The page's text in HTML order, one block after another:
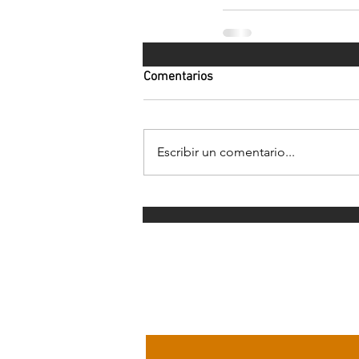
Comentarios
Escribir un comentario...